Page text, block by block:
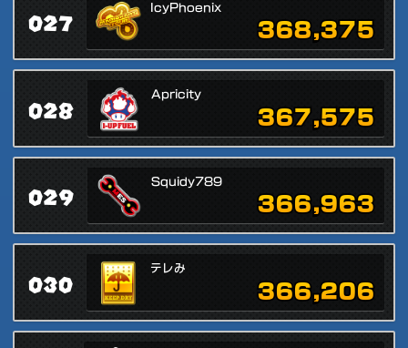
027
IcyPhoenix
368,375
028
Apricity
367,575
029
Squidy789
366,963
030
テレみ
366,206